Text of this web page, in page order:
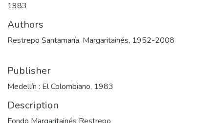
1983
Authors
Restrepo Santamaría, Margaritainés, 1952-2008
Publisher
Medellín : El Colombiano, 1983
Description